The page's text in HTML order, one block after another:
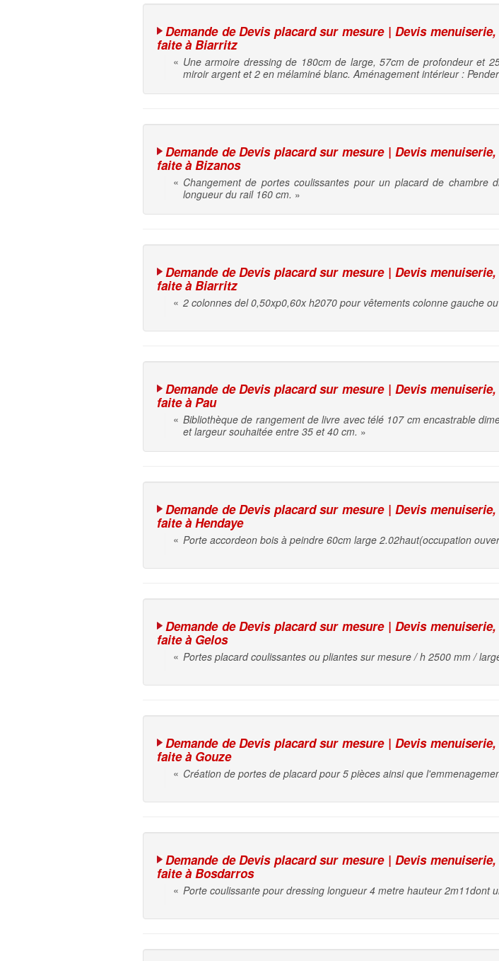
Demande de Devis placard sur mesure | Devis
faite à Biarritz
« Une armoire dressing de 180cm de large, 57cm de profondeur et
miroir argent et 2 en mélaminé blanc. Aménagement intérieur :
Demande de Devis placard sur mesure | Devis
faite à Bizanos
« Changement de portes coulissantes pour un placard de chambre
longueur du rail 160 cm. »
Demande de Devis placard sur mesure | Devis
faite à Biarritz
« 2 colonnes del 0,50xp0,60x h2070 pour vêtements colonne gauche
Demande de Devis placard sur mesure | Devis
faite à Pau
« Bibliothèque de rangement de livre avec télé 107 cm encastrable
et largeur souhaitée entre 35 et 40 cm. »
Demande de Devis placard sur mesure | Devis
faite à Hendaye
« Porte accordeon bois à peindre 60cm large 2.02haut(occupation
Demande de Devis placard sur mesure | Devis
faite à Gelos
« Portes placard coulissantes ou pliantes sur mesure / h 2500 mm /
Demande de Devis placard sur mesure | Devis
faite à Gouze
« Création de portes de placard pour 5 pièces ainsi que
Demande de Devis placard sur mesure | Devis
faite à Bosdarros
« Porte coulissante pour dressing longueur 4 metre hauteur 2m11dont